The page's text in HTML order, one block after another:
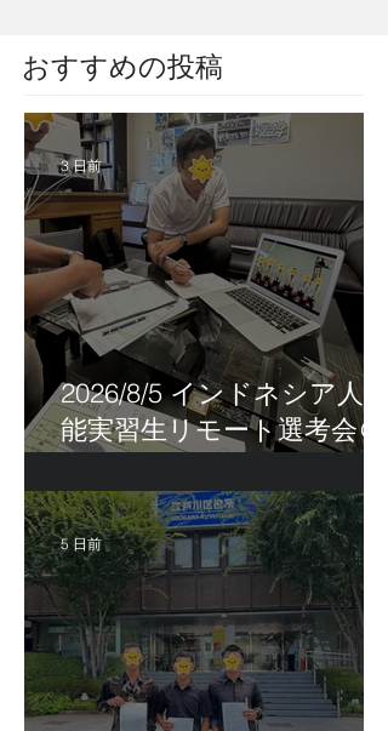
​おすすめの投稿
2026/8/5 インドネシア人技
能実習生リモート選考会＠
3 日前
5 日前